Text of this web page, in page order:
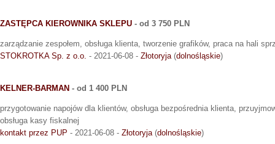
ZASTĘPCA KIEROWNIKA SKLEPU - od 3 750 PLN
zarządzanie zespołem, obsługa klienta, tworzenie grafików, praca na hali
STOKROTKA Sp. z o.o. - 2021-06-08 - Złotoryja(dolnośląskie)
KELNER-BARMAN - od 1 400 PLN
przygotowanie napojów dla klientów, obsługa bezpośrednia klienta,
obsługa kasy fiskalnej
kontakt przez PUP - 2021-06-08 - Złotoryja(dolnośląskie)